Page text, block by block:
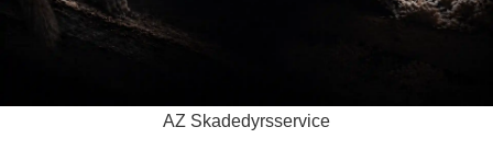
AZ Skadedyrsservice